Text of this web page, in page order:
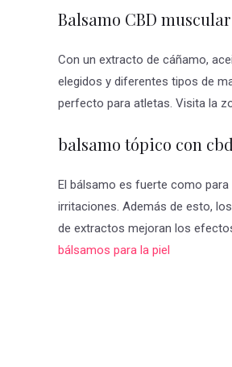
Balsamo CBD
Con un extracto de cáñamo,
elegidos y diferentes tipos de
perfecto para atletas. Visita la
balsamo tópico con cbd
El bálsamo es fuerte como
irritaciones. Además de esto,
de extractos mejoran los
bálsamos para la piel